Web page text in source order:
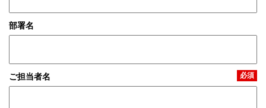
部署名
ご担当者名 必須